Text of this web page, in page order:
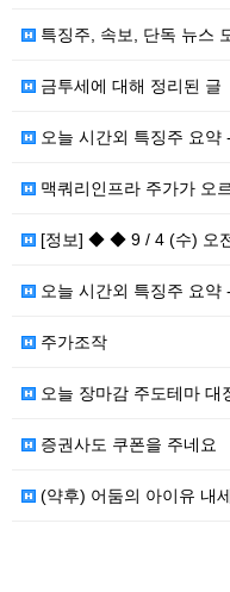
특징주, 속보, 단독 뉴스
금투세에 대해 정리된 글
오늘 시간외 특징주 요약
맥쿼리인프라 주가가 오르지
[정보] ◆ ◆ 9 / 4 (수) 오
오늘 시간외 특징주 요약
주가조작
오늘 장마감 주도테마 대
증권사도 쿠폰을 주네요
(약후) 어둠의 아이유 내